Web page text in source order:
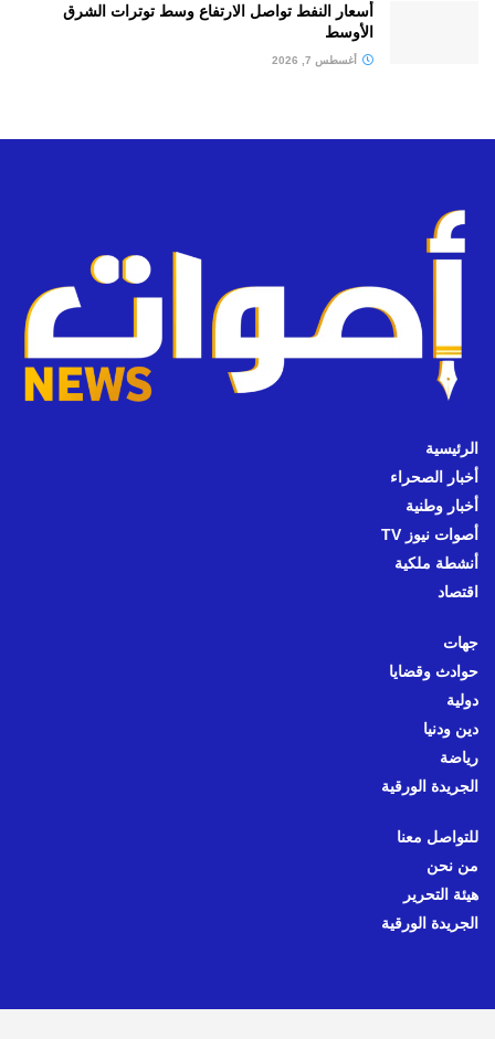
أسعار النفط تواصل الارتفاع وسط توترات الشرق
الأوسط
أغسطس 7, 2026
الرئيسية
أخبار الصحراء
أخبار وطنية
أصوات نيوز TV
أنشطة ملكية
اقتصاد
جهات
حوادث وقضايا
دولية
دين ودنيا
رياضة
الجريدة الورقية
للتواصل معنا
من نحن
هيئة التحرير
الجريدة الورقية